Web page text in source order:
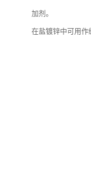
加剂。
在盐镀锌中可用作